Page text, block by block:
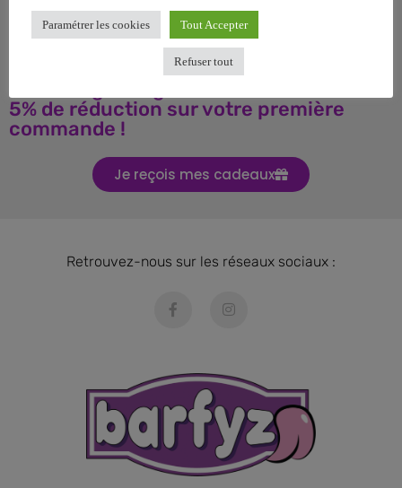
avec le BARF ? Inscrivez-vous pour recevoir
GRATUIT SUR LE BARF EN PDF immédiatement
5% de réduction sur votre première
commande !
Je reçois mes cadeaux
Retrouvez-nous sur les réseaux sociaux :
Paramétrer les cookies Tout Accepter
Refuser tout